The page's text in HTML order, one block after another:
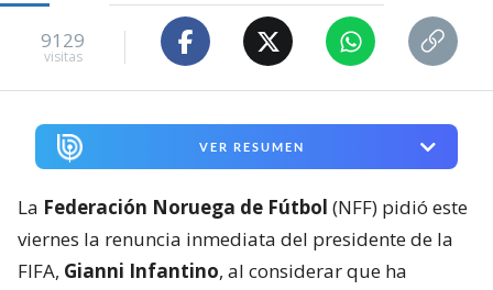
9129
visitas
VER RESUMEN
La Federación Noruega de Fútbol (NFF) pidió este
viernes la renuncia inmediata del presidente de la
FIFA, Gianni Infantino, al considerar que ha